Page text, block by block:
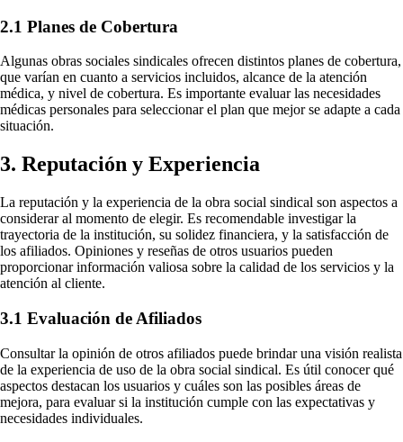
2.1 Planes de Cobertura
Algunas obras sociales sindicales ofrecen distintos planes de cobertura,
que varían en cuanto a servicios incluidos, alcance de la atención
médica, y nivel de cobertura. Es importante evaluar las necesidades
médicas personales para seleccionar el plan que mejor se adapte a cada
situación.
3. Reputación y Experiencia
La reputación y la experiencia de la obra social sindical son aspectos a
considerar al momento de elegir. Es recomendable investigar la
trayectoria de la institución, su solidez financiera, y la satisfacción de
los afiliados. Opiniones y reseñas de otros usuarios pueden
proporcionar información valiosa sobre la calidad de los servicios y la
atención al cliente.
3.1 Evaluación de Afiliados
Consultar la opinión de otros afiliados puede brindar una visión realista
de la experiencia de uso de la obra social sindical. Es útil conocer qué
aspectos destacan los usuarios y cuáles son las posibles áreas de
mejora, para evaluar si la institución cumple con las expectativas y
necesidades individuales.